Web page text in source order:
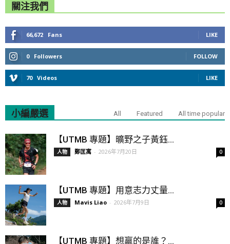
關注我們
66,672 Fans LIKE
0 Followers FOLLOW
70 Videos LIKE
小編嚴選 All Featured All time popular
【UTMB 專題】曠野之子黃鈺...
人物 鄭匡寓 - 2026年7月20日 0
【UTMB 專題】用意志力丈量...
人物 Mavis Liao - 2026年7月9日 0
【UTMB 專題】想贏的是誰？...